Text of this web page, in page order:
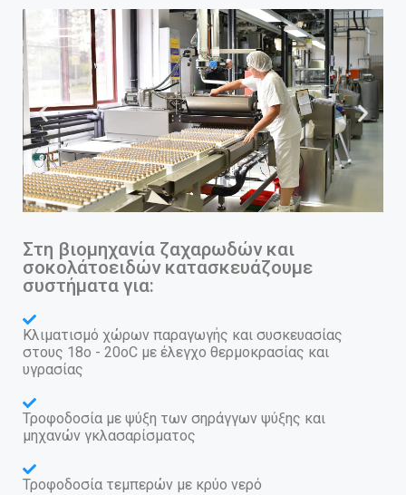
Στη βιομηχανία ζαχαρωδών και
σοκολάτοειδών κατασκευάζουμε
συστήματα για:
Κλιματισμό χώρων παραγωγής και συσκευασίας
στους 18o - 20oC με έλεγχο θερμοκρασίας και
υγρασίας
Τροφοδοσία με ψύξη των σηράγγων ψύξης και
μηχανών γκλασαρίσματος
Τροφοδοσία τεμπερών με κρύο νερό